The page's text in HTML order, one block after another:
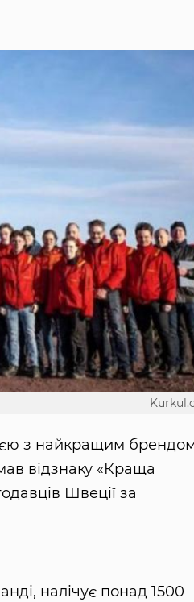
з найкращим
відзнаку «Краща
Швеції за
налічує понад 1500